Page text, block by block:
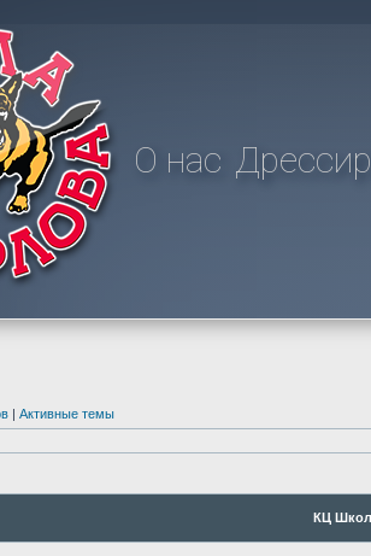
О нас
| Активные темы
КЦ